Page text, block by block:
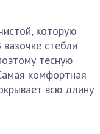
которую
стебли
тесную
комфортная
всю длину